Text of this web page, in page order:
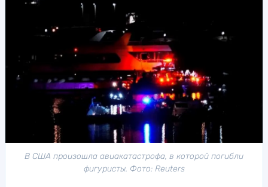
В США произошла авиакатастрофа, в которой погибли
фигуристы. Фото: Reuters